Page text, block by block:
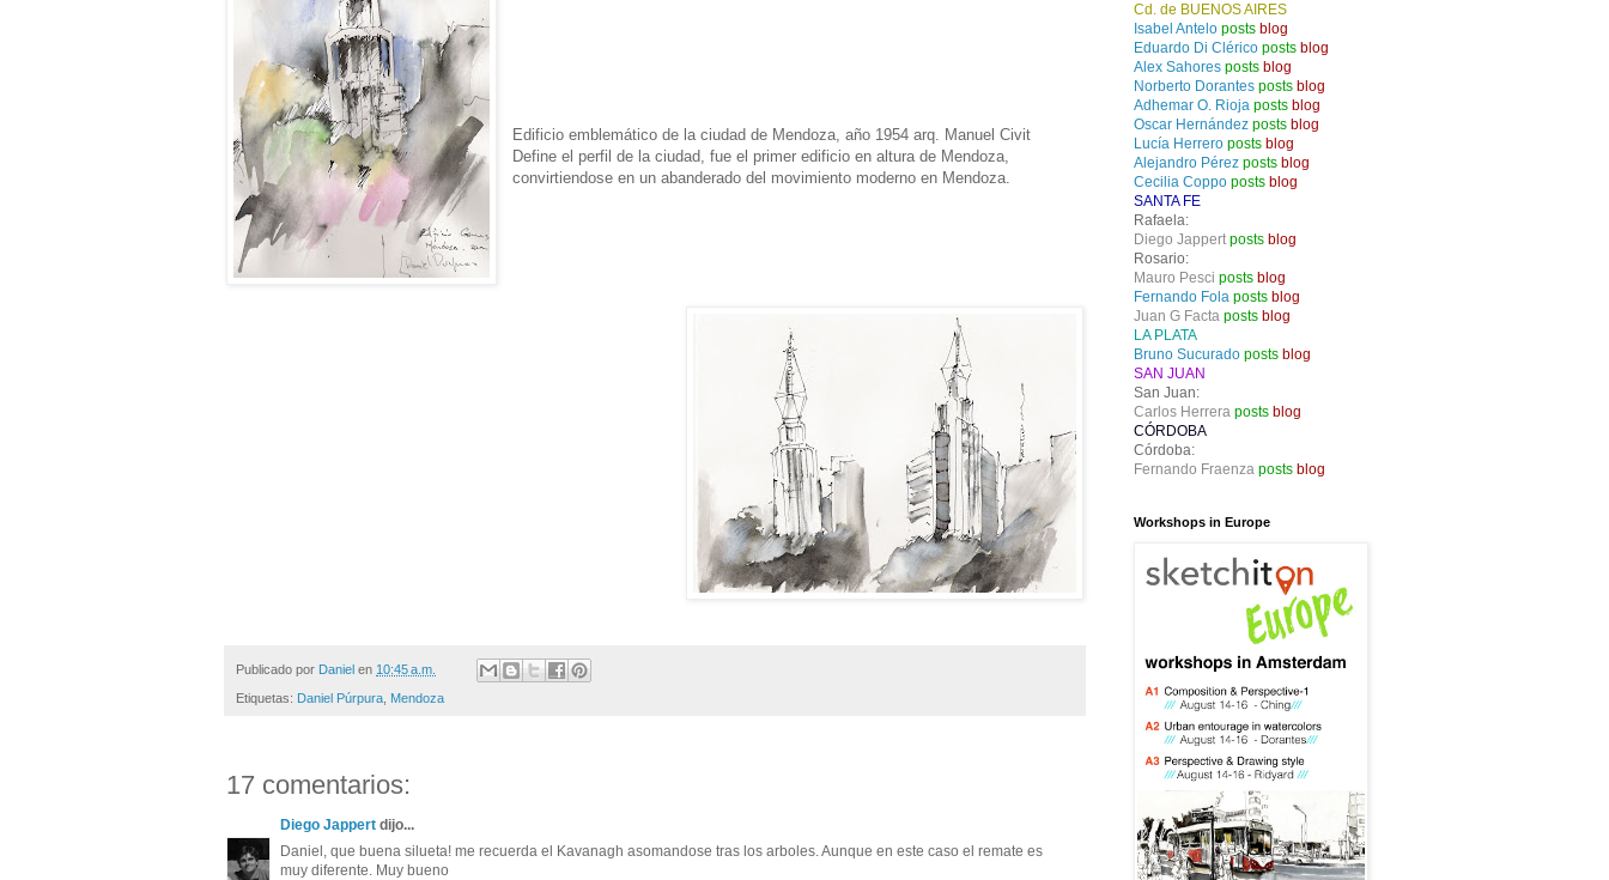
Edificio emblemático de la ciudad de Mendoza, año 1954 arq. Manuel Civit
Define el perfil de la ciudad, fue el primer edificio en altura de Mendoza,
convirtiendose en un abanderado del movimiento moderno en Mendoza.
Publicado por Daniel en 10:45 a.m.
Etiquetas: Daniel Púrpura Mendoza
17 comentarios:
Diego Jappert dijo...
Daniel, que buena silueta! me recuerda el Kavanagh asomandose tras los arboles. Aunque en este caso el remate es
muy diferente. Muy bueno
Cd. de BUENOS AIRES
Isabel Antelo posts blog
Eduardo Di Clérico posts blog
Alex Sahores posts blog
Norberto Dorantes posts blog
Adhemar O. Rioja posts blog
Oscar Hernández posts blog
Lucía Herrero posts blog
Alejandro Pérez posts blog
Cecilia Coppo posts blog
SANTA FE
Rafaela:
Diego Jappert posts blog
Rosario:
Mauro Pesci posts blog
Fernando Fola posts blog
Juan G Facta posts blog
LA PLATA
Bruno Sucurado posts blog
SAN JUAN
San Juan:
Carlos Herrera posts blog
CÓRDOBA
Córdoba:
Fernando Fraenza posts blog
Workshops in Europe